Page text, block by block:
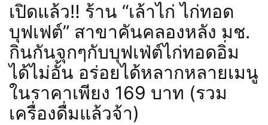
เปิดแล้ว‼️ ร้าน “เล้าไก่ ไก่ทอด
บุฟเฟต์” สาขาคันคลองหลัง มช.
กินกันจุกๆกับบุฟเฟ่ต์ไก่ทอดอิ่ม
ได้ไม่อั้น อร่อยได้หลากหลายเมนู
ในราคาเพียง 169 บาท (รวม
เครื่องดื่มแล้วจ้า)